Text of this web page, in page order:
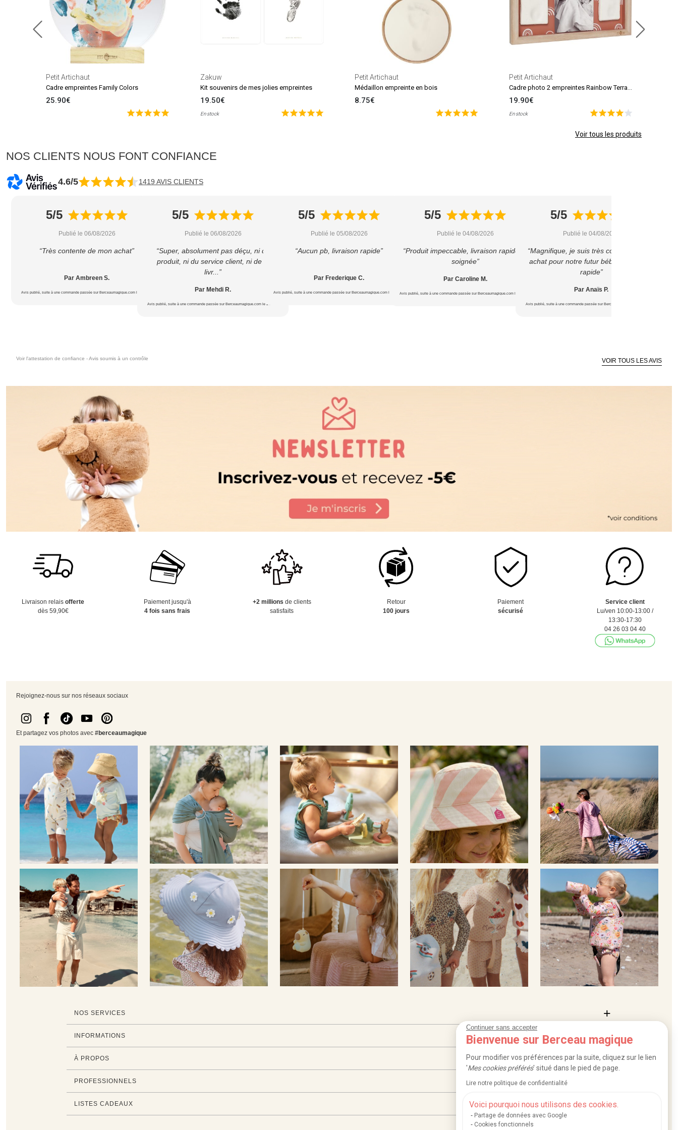
Continuer sans accepter
Bienvenue sur Berceau magique
Pour modifier vos préférences par la suite, cliquez sur le lien
'Mes cookies préférés' situé dans le pied de page.
Lire notre politique de confidentialité
Voici pourquoi nous utilisons des cookies.
Partage de données avec Google
Cookies fonctionnels
Petit Artichaut
Cadre empreintes Family Colors
25.90€
Zakuw
Kit souvenirs de mes jolies empreintes
19.50€
En stock
Petit Artichaut
Médaillon empreinte en bois
8.75€
Petit Artichaut
19.90€
En stock
Voir tous les produits
NOS CLIENTS NOUS FONT CONFIANCE
4.6/5 1419 AVIS CLIENTS
5/5
Publié le 06/08/2026
“Très contente de mon achat”
Par Ambreen S.
Avis publié, suite à une commande passée sur Berceaumagique.com le 18/07/2026
5/5
Publié le 06/08/2026
“Super, absolument pas déçu, ni du
produit, ni du service client, ni de la
livr...”
Par Mehdi R.
Avis publié, suite à une commande passée sur Berceaumagique.com le 24/07/2026
5/5
Publié le 05/08/2026
“Aucun pb, livraison rapide”
Par Frederique C.
Avis publié, suite à une commande passée sur Berceaumagique.com le 20/07/2026
5/5
Publié le 04/08/2026
“Produit impeccable, livraison rapide et
soignée”
Par Caroline M.
Avis publié, suite à une commande passée sur Berceaumagique.com le 22/07/2026
5/5
Publié le 04/08/2026
“Magnifique, je suis très contente de cet
achat pour notre futur bébé ? Livraison
rapide”
Par Anaïs P.
Avis publié, suite à une commande passée sur Berceaumagique.com le 16/07/2026
Voir l'attestation de confiance - Avis soumis à un contrôle VOIR TOUS LES AVIS
Livraison relaisofferte
dès 59,90€
Paiement jusqu'à
4 fois sans frais
+2 millions de clients
satisfaits
Retour
100 jours
Paiement
sécurisé
Service client
Lu/ven 10:00-13:00 /
13:30-17:30
04 26 03 04 40
Rejoignez-nous sur nos réseaux sociaux
Et partagez vos photos avec #berceaumagique
NOS SERVICES
INFORMATIONS
À PROPOS
PROFESSIONNELS
LISTES CADEAUX